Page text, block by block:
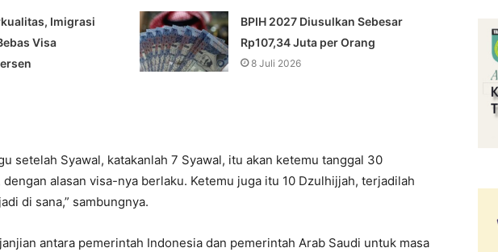
Imigrasi
Visa
BPIH 2027 Diusulkan Sebesar
Rp107,34 Juta per Orang
8 Juli 2026
setelah Syawal, katakanlah 7 Syawal, itu akan ketemu tanggal 30
alasan visa-nya berlaku. Ketemu juga itu 10 Dzulhijjah, terjadilah
di sana,” sambungnya.
antara pemerintah Indonesia dan pemerintah Arab Saudi untuk masa